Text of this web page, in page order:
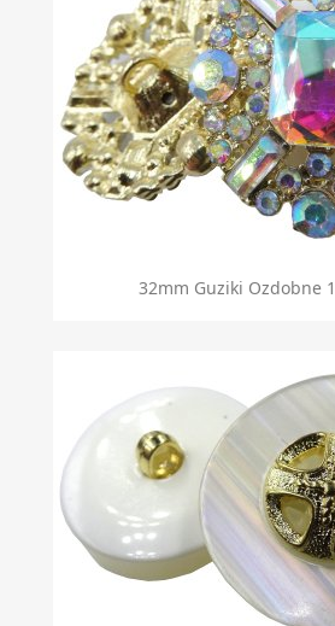
32mm Guziki Ozdobne